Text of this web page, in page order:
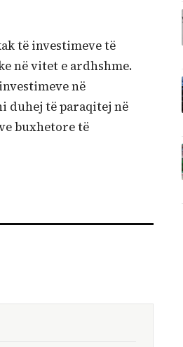
të investimeve të
në vitet e ardhshme.
në
duhej të paraqitej në
buxhetore të